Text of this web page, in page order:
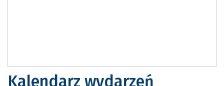
Kalendarz wydarzeń